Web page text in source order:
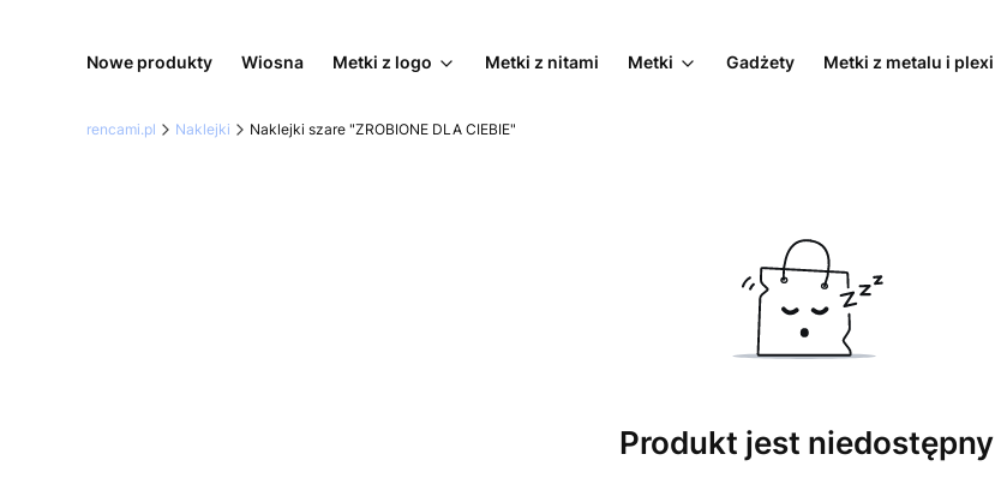
Nowe produkty Wiosna Metki z logo Metki z nitami Metki Gadżety Metki z metalu i plexi
rencami.pl Naklejki Naklejki szare "ZROBIONE DLA CIEBIE"
Produkt jest niedostępny